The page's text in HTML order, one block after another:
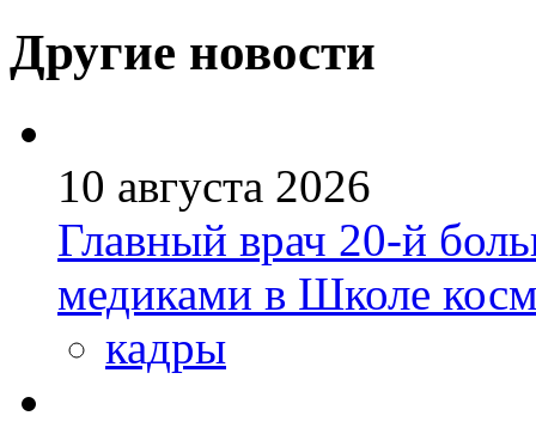
Другие новости
10 августа 2026
Главный врач 20-й
медиками в Школе
кадры